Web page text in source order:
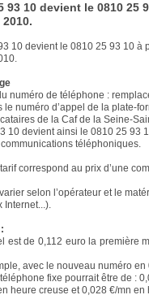
93 10 devient le 0810 25
10 devient le 0810 25 93 10 à
numéro de téléphone :
le numéro d’appel de la plate-
de la Caf de la Seine-
10 devient ainsi le 0810 25 93
communications téléphoniques.
correspond au prix d’une
selon l’opérateur et le
Internet...).
est de 0,112 euro la première
avec le nouveau numéro
fixe pourrait être de :
heure creuse et 0,028 €/mn en